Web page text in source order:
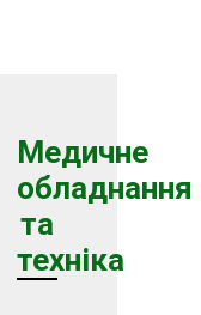
Медичне
обладнання
та
техніка